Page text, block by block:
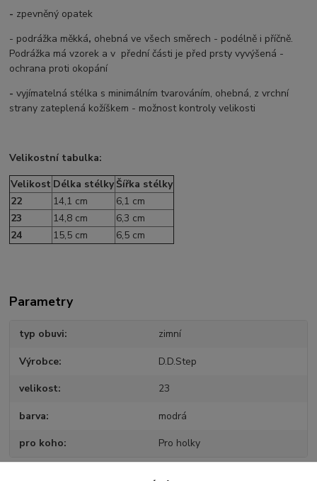
- zpevněný opatek
- podrážka měkká, ohebná ve všech směrech - podélně i příčně.
Podrážka má vzorek a v přední části je před prsty vyvýšená -
ochrana proti okopání
-vyjímatelná stélka s minimálním tvarováním, ohebná, z vrchní
strany zateplená kožíškem - možnost kontroly velikosti
Velikostní tabulka:
Velikost Délka stélky Šířka stélky
22
14,1 cm
6,1 cm
23
14,8 cm
6,3 cm
24
15,5 cm 6,5 cm
Parametry
typ obuvi zimní
Výrobce D.D.Step
velikost 23
barva modrá
pro koho Pro holky